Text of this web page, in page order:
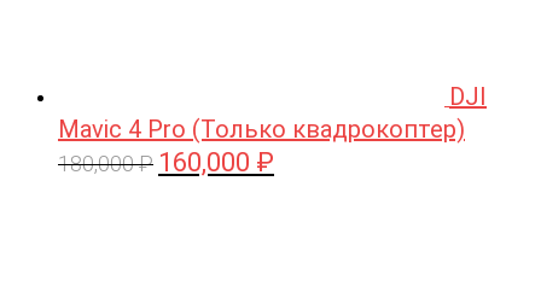
DJI
Mavic 4 Pro (Только квадрокоптер)
180,000₽ Первоначальная
160,000 ₽